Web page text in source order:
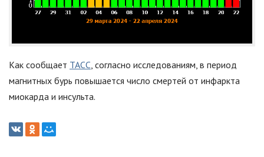
Как сообщает ТАСС , согласно исследованиям, в период
магнитных бурь повышается число смертей от инфаркта
миокарда и инсульта.